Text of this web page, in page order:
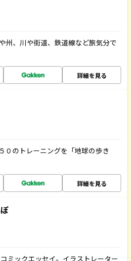
州、川や街道、鉄道線など旅気分で
詳細を見る
０のトレーニングを「地球の歩き
詳細を見る
ミックエッセイ。イラストレーター